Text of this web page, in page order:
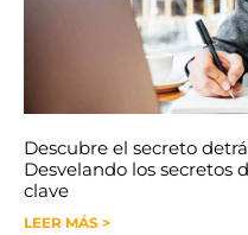
Descubre el secreto
Desvelando los secretos
clave
LEER MÁS >